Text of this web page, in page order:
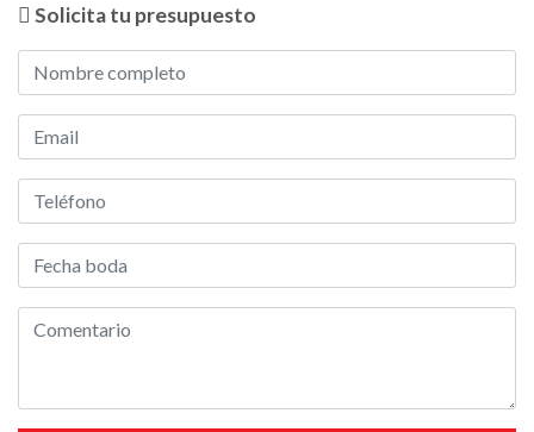
Solicita tu presupuesto